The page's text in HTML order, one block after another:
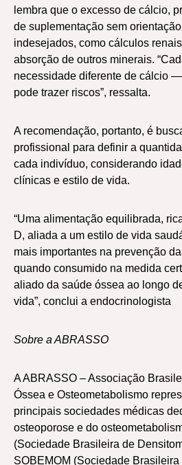
lembra que o excesso de cálcio,
de suplementação sem
indesejados, como cálculos
absorção de outros minerais.
necessidade diferente de cálcio
pode trazer riscos”, ressalta.
A recomendação, portanto, é
profissional para definir a
cada indivíduo, considerando
clínicas e estilo de vida.
“Uma alimentação equilibrada,
D, aliada a um estilo de vida
mais importantes na prevenção
quando consumido na medida
aliado da saúde óssea ao longo
vida”, conclui a endocrinologista
Sobre a ABRASSO
A ABRASSO – Associação
Óssea e Osteometabolismo
principais sociedades médicas
osteoporose e do
(Sociedade Brasileira de
SOBEMOM (Sociedade